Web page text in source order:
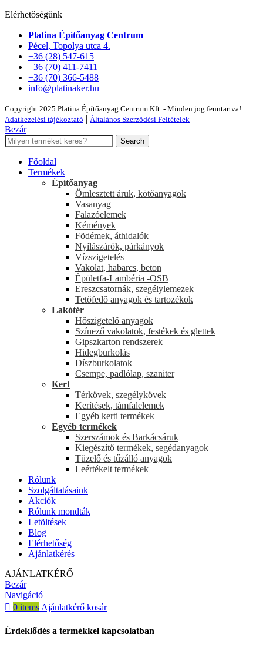
Elérhetőségünk
Platina Építőanyag Centrum
Pécel, Topolya utca 4.
+36 (28) 547-615
+36 (70) 411-7411
+36 (70) 366-5488
info@platinaker.hu
Copyright 2025 Platina Építőanyag Centrum Kft. - Minden jog fenntartva!
Adatkezelési tájékoztató | Általános Szerződési Feltételek
Bezár
Search
Főoldal
Termékek
Építőanyag
Ömlesztett áruk, kötőanyagok
Vasanyag
Falazóelemek
Kémények
Födémek, áthidalók
Nyílászárók, párkányok
Vízszigetelés
Vakolat, habarcs, beton
Épületfa-Lambéria -OSB
Ereszcsatornák, szegélylemezek
Tetőfedő anyagok és tartozékok
Lakótér
Hőszigetelő anyagok
Színező vakolatok, festékek és glettek
Gipszkarton rendszerek
Hidegburkolás
Díszburkolatok
Csempe, padlólap, szaniter
Kert
Térkövek, szegélykövek
Kerítések, támfalelemek
Egyéb kerti termékek
Egyéb termékek
Szerszámok és Barkácsáruk
Kiegészítő termékek, segédanyagok
Tüzelő és tűzálló anyagok
Leértékelt termékek
Rólunk
Szolgáltatásaink
Akciók
Rólunk mondták
Letöltések
Blog
Elérhetőség
Ajánlatkérés
AJÁNLATKÉRŐ
Bezár
Navigáció
0 items Ajánlatkérő kosár
Érdeklődés a termékkel kapcsolatban